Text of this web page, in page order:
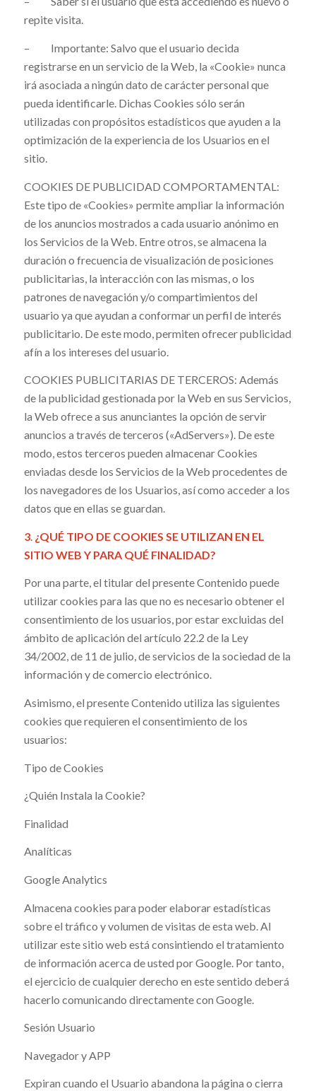
repite visita.
– Importante: Salvo que el usuario decida
registrarse en un servicio de la Web, la «Cookie» nunca
irá asociada a ningún dato de carácter personal que
pueda identificarle. Dichas Cookies sólo serán
utilizadas con propósitos estadísticos que ayuden a la
optimización de la experiencia de los Usuarios en el
sitio.
COOKIES DE PUBLICIDAD COMPORTAMENTAL:
Este tipo de «Cookies» permite ampliar la información
de los anuncios mostrados a cada usuario anónimo en
los Servicios de la Web. Entre otros, se almacena la
duración o frecuencia de visualización de posiciones
publicitarias, la interacción con las mismas, o los
patrones de navegación y/o compartimientos del
usuario ya que ayudan a conformar un perfil de interés
publicitario. De este modo, permiten ofrecer publicidad
afín a los intereses del usuario.
COOKIES PUBLICITARIAS DE TERCEROS: Además
de la publicidad gestionada por la Web en sus Servicios,
la Web ofrece a sus anunciantes la opción de servir
anuncios a través de terceros («AdServers»). De este
modo, estos terceros pueden almacenar Cookies
enviadas desde los Servicios de la Web procedentes de
los navegadores de los Usuarios, así como acceder a los
datos que en ellas se guardan.
3. ¿QUÉ TIPO DE COOKIES SE UTILIZAN EN EL
SITIO WEB Y PARA QUÉ FINALIDAD?
Por una parte, el titular del presente Contenido puede
utilizar cookies para las que no es necesario obtener el
consentimiento de los usuarios, por estar excluidas del
ámbito de aplicación del artículo 22.2 de la Ley
34/2002, de 11 de julio, de servicios de la sociedad de la
información y de comercio electrónico.
Asimismo, el presente Contenido utiliza las siguientes
cookies que requieren el consentimiento de los
usuarios:
Tipo de Cookies
¿Quién Instala la Cookie?
Finalidad
Analíticas
Google Analytics
Almacena cookies para poder elaborar estadísticas
sobre el tráfico y volumen de visitas de esta web. Al
utilizar este sitio web está consintiendo el tratamiento
de información acerca de usted por Google. Por tanto,
el ejercicio de cualquier derecho en este sentido deberá
hacerlo comunicando directamente con Google.
Sesión Usuario
Navegador y APP
Expiran cuando el Usuario abandona la página o cierra